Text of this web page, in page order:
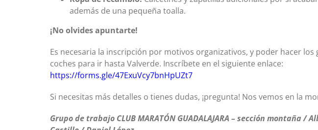
además de una pequeña toalla.
¡No olvides apuntarte!
Es necesaria la inscripción por motivos organizativos, y poder hacer los
coches para ir hasta Valverde. Inscríbete en el siguiente enlace:
https://forms.gle/47ExuVcy7bnHpUZt7
Si necesitas más detalles o tienes dudas, ¡pregunta! Nos vemos en la
Grupo de trabajo CLUB MARATÓN GUADALAJARA – sección montaña /